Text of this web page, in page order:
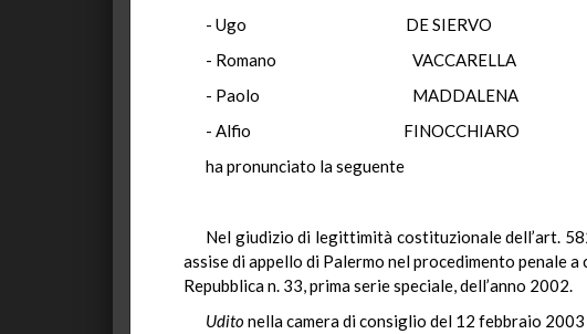
- Ugo DE
- Romano
- Paolo
- Alfio
ha pronunciato la seguente
Nel giudizio di legittimità costituzionale dell’art.
assise di appello di Palermo nel procedimento penale
Repubblica n. 33, prima serie speciale, dell’anno 2002.
Uditonella camera di consiglio del 12 febbraio